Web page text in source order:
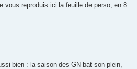
vous reproduis ici la feuille de perso, en 8
bien : la saison des GN bat son plein,